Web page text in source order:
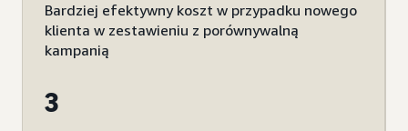
Bardziej efektywny koszt w przypadku nowego
klienta w zestawieniu z porównywalną
kampanią
3